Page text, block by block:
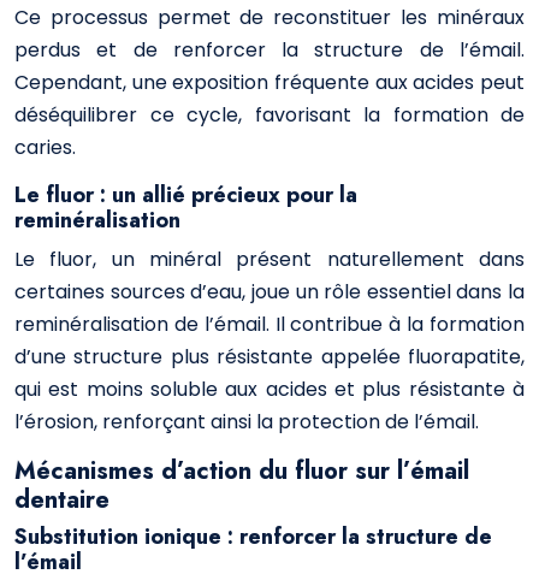
Ce processus permet de reconstituer les minéraux
perdus et de renforcer la structure de l’émail.
Cependant, une exposition fréquente aux acides peut
déséquilibrer ce cycle, favorisant la formation de
caries.
Le fluor : un allié précieux pour la
reminéralisation
Le fluor, un minéral présent naturellement dans
certaines sources d’eau, joue un rôle essentiel dans la
reminéralisation de l’émail. Il contribue à la formation
d’une structure plus résistante appelée fluorapatite,
qui est moins soluble aux acides et plus résistante à
l’érosion, renforçant ainsi la protection de l’émail.
Mécanismes d’action du fluor sur l’émail
dentaire
Substitution ionique : renforcer la structure de
l’émail